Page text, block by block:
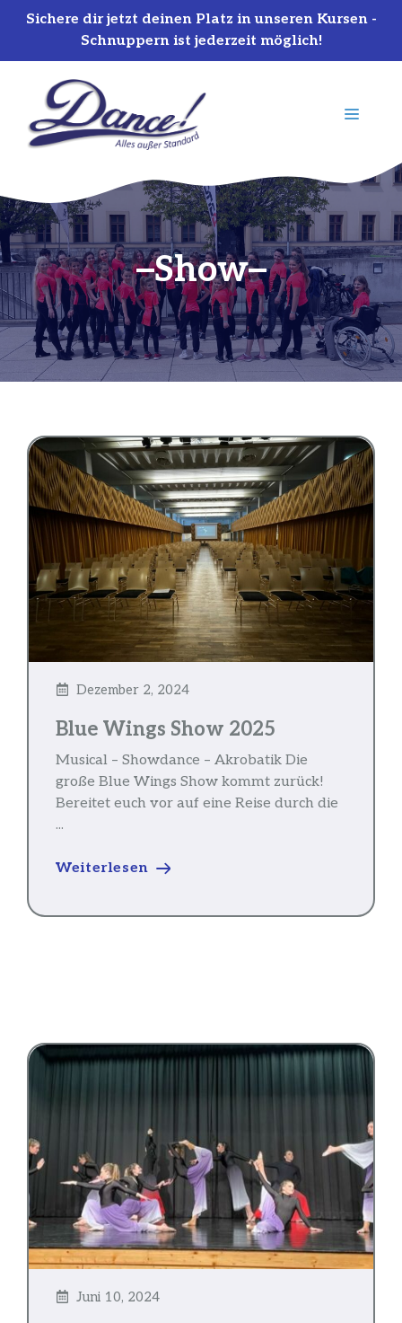
Sichere dir jetzt deinen Platz in unseren Kursen -
Schnuppern ist jederzeit möglich!
springen
MENÜ
Show
Dezember 2, 2024
Blue Wings Show 2025
Musical – Showdance – Akrobatik Die
große Blue Wings Show kommt zurück!
Bereitet euch vor auf eine Reise durch die
...
Weiterlesen
Juni 10, 2024